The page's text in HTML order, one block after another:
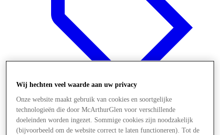
Aanbiedingen
Wij hechten veel waarde aan uw privacy
Onze website maakt gebruik van cookies en soortgelijke
technologieën die door McArthurGlen voor verschillende
doeleinden worden ingezet. Sommige cookies zijn noodzakelijk
(bijvoorbeeld om de website correct te laten functioneren). Tot de